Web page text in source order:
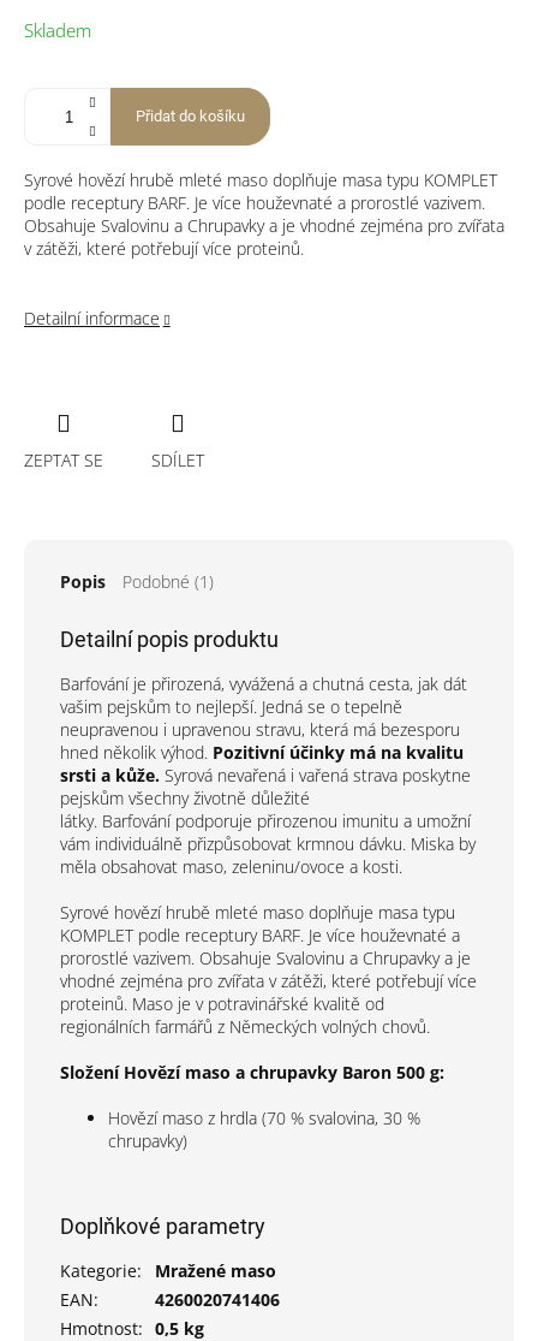
cena:
Skladem
Přidat do košíku
Syrové hovězí hrubě mleté maso doplňuje masa typu KOMPLET
podle receptury BARF. Je více houževnaté a prorostlé vazivem.
Obsahuje Svalovinu a Chrupavky a je vhodné zejména pro zvířata
v zátěži, které potřebují více proteinů.
Detailní informace
ZEPTAT SE SDÍLET
Popis Podobné (1)
Detailní popis produktu
Barfování je přirozená, vyvážená a chutná cesta, jak dát
vašim pejskům to nejlepší. Jedná se o tepelně
neupravenou i upravenou stravu, která má bezesporu
hned několik výhod. Pozitivní účinky má na kvalitu
srsti a kůže. Syrová nevařená i vařená strava poskytne
pejskům všechny životně důležité
látky. Barfování podporuje přirozenou imunitu a umožní
vám individuálně přizpůsobovat krmnou dávku. Miska by
měla obsahovat maso, zeleninu/ovoce a kosti.
Syrové hovězí hrubě mleté maso doplňuje masa typu
KOMPLET podle receptury BARF. Je více houževnaté a
prorostlé vazivem. Obsahuje Svalovinu a Chrupavky a je
vhodné zejména pro zvířata v zátěži, které potřebují více
proteinů. Maso je v potravinářské kvalitě od
regionálních farmářů z Německých volných chovů.
Složení Hovězí maso a chrupavky Baron 500 g:
Hovězí maso z hrdla (70 % svalovina, 30 %
chrupavky)
Doplňkové parametry
Kategorie:
Mražené maso
EAN:
4260020741406
Hmotnost: 0,5 kg